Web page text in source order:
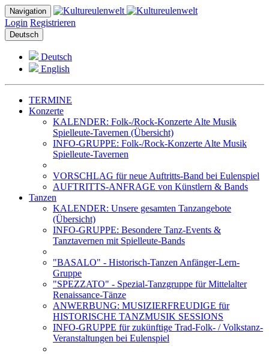
Navigation
Login Registrieren
Deutsch
Deutsch
English
TERMINE
Konzerte
KALENDER: Folk-/Rock-Konzerte Alte Musik
Spielleute-Tavernen (Übersicht)
INFO-GRUPPE: Folk-/Rock-Konzerte Alte Musik
Spielleute-Tavernen
VORSCHLAG für neue Auftritts-Band bei Eulenspiel
AUFTRITTS-ANFRAGE von Künstlern & Bands
Tanzen
KALENDER: Unsere gesamten Tanzangebote
(Übersicht)
INFO-GRUPPE: Besondere Tanz-Events &
Tanztavernen mit Spielleute-Bands
"BASALO" - Historisch-Tanzen Anfänger-Lern-
Gruppe
"SPEZZATO" - Spezial-Tanzgruppe für Mittelalter
Renaissance-Tänze
ANWERBUNG: MUSIZIERFREUDIGE für
HISTORISCHE TANZMUSIK SESSIONS
INFO-GRUPPE für zukünftige Trad-Folk- / Volkstanz-
Veranstaltungen bei Eulenspiel